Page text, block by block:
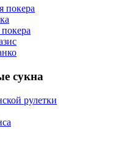
покера
сукна
рулетки